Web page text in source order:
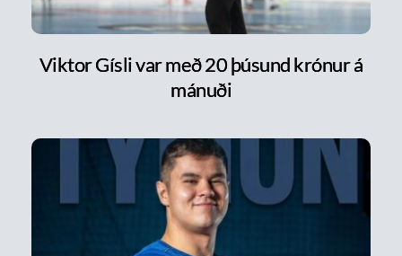
Viktor Gísli var með 20 þúsund krónur á
mánuði